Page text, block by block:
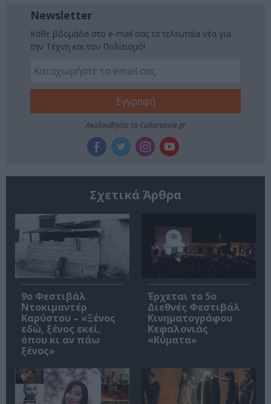
Newsletter
Κάθε βδομάδα στο e-mail σας τα τελευταία νέα για
την Τέχνη και τον Πολιτισμό!
Ακολουθήστε το Culturenow.gr
Σχετικά Άρθρα
9ο Φεστιβάλ
Ντοκιμαντέρ
Καρύστου – «Ξένος
εδώ, ξένος εκεί,
όπου κι αν πάω
ξένος»
Έρχεται το 5ο
Διεθνές Φεστιβάλ
Κινηματογράφου
Κεφαλονιάς
«Κύματα»